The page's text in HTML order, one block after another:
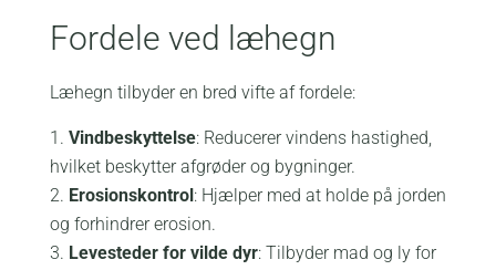
Fordele ved læhegn
Læhegn tilbyder en bred vifte af fordele:
Vindbeskyttelse: Reducerer vindens hastighed,
hvilket beskytter afgrøder og bygninger.
Erosionskontrol : Hjælper med at holde på jorden
og forhindrer erosion.
Levesteder for vilde dyr: Tilbyder mad og ly for